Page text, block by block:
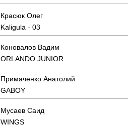
Красюк Олег
Kaligula - 03
Коновалов Вадим
ORLANDO JUNIOR
Примаченко Анатолий
GABOY
Мусаев Саид
WINGS